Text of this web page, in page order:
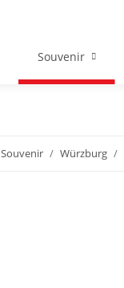
Souvenir
Souvenir Würzburg